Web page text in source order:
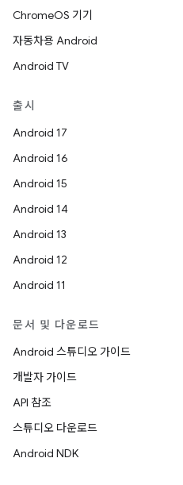
ChromeOS 기기
자동차용 Android
Android TV
출시
Android 17
Android 16
Android 15
Android 14
Android 13
Android 12
Android 11
문서 및 다운로드
Android 스튜디오 가이드
개발자 가이드
API 참조
스튜디오 다운로드
Android NDK